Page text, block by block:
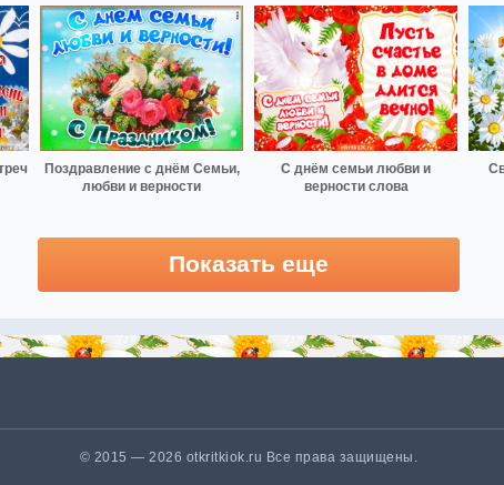
Поздравление с днём Семьи,
любви и верности
С днём семьи любви и
верности слова
Показать еще
© 2015 — 2026 otkritkiok.ru Все права защищены.